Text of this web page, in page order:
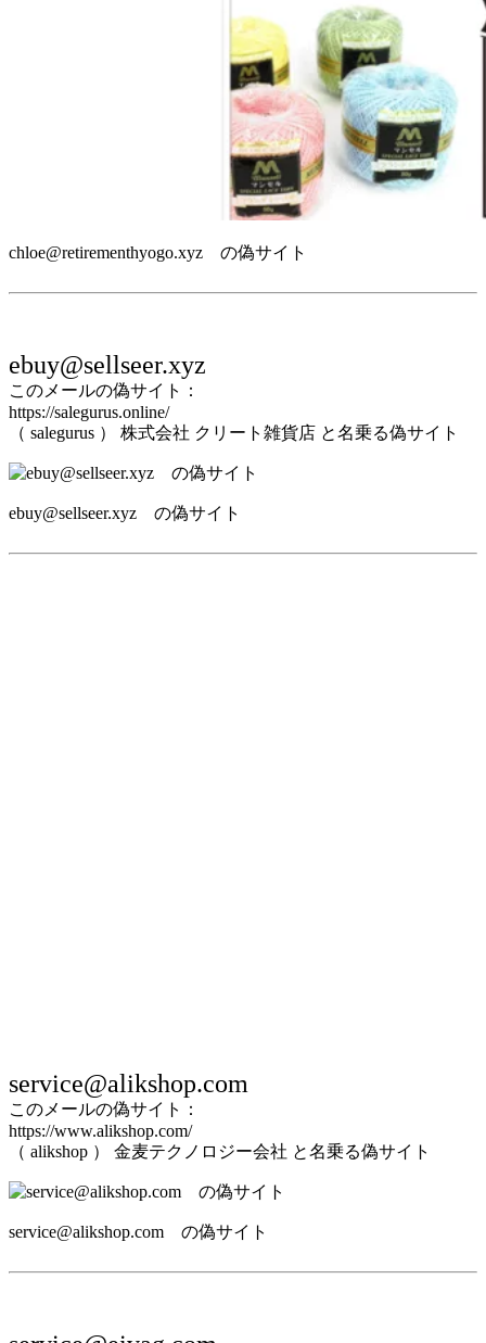
chloe@retirementhyogo.xyz の偽サイト
ebuy@sellseer.xyz
このメールの偽サイト：
https://salegurus.online/
（ salegurus ） 株式会社 クリート雑貨店 と名乗る偽サイト
ebuy@sellseer.xyz の偽サイト
service@alikshop.com
このメールの偽サイト：
https://www.alikshop.com/
（ alikshop ） 金麦テクノロジー会社 と名乗る偽サイト
service@alikshop.com の偽サイト